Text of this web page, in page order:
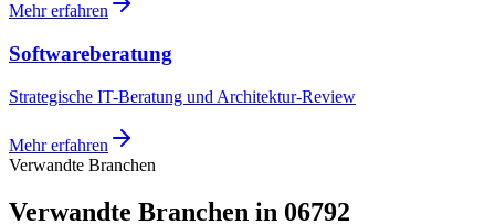
Mehr erfahren
Softwareberatung
Strategische IT-Beratung und Architektur-Review
Mehr erfahren
Verwandte Branchen
Verwandte Branchen in 06792